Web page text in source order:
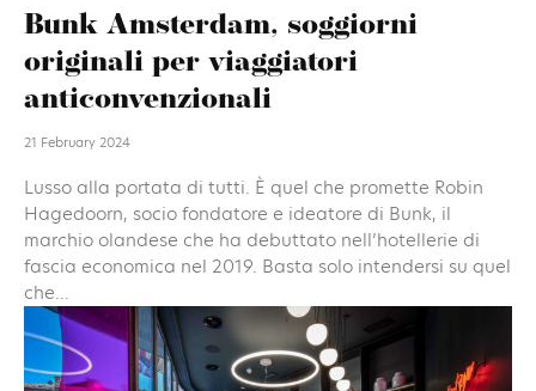
Bunk Amsterdam, soggiorni
originali per viaggiatori
anticonvenzionali
21 February 2024
Lusso alla portata di tutti. È quel che promette Robin
Hagedoorn, socio fondatore e ideatore di Bunk, il
marchio olandese che ha debuttato nell’hotellerie di
fascia economica nel 2019. Basta solo intendersi su quel
che...